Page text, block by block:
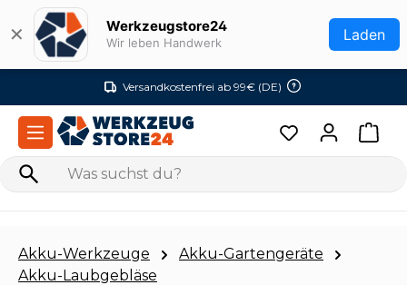
Zum Hauptinhalt springen
✕ Werkzeugstore24
Wir leben Handwerk Laden
Versandkostenfrei ab 99€ (DE)
Akku-Werkzeuge
Akku-Gartengeräte
Akku-Laubgebläse